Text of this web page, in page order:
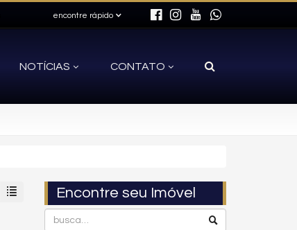
encontre rápido
NOTÍCIAS CONTATO
Encontre seu Imóvel